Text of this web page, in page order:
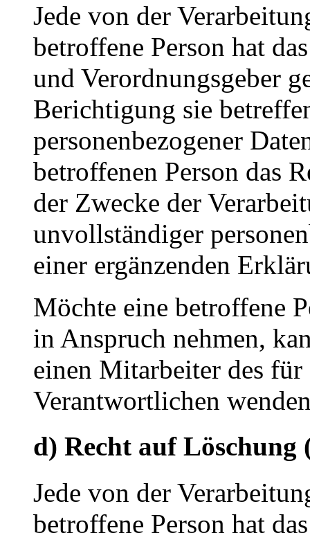
Jede von der
betroffene Person hat
und Verordnungsgeber
Berichtigung sie
personenbezogener
betroffenen Person das
der Zwecke der
unvollständiger
einer ergänzenden
Möchte eine betroffene
in Anspruch nehmen,
einen Mitarbeiter des
Verantwortlichen
d) Recht auf Löschung
Jede von der
betroffene Person hat